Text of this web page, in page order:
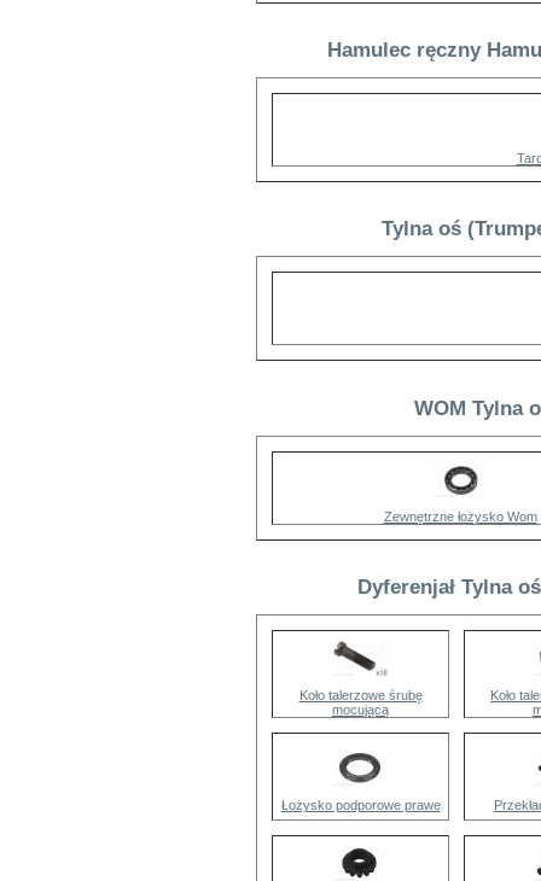
Hamulec ręczny
Tylna oś
WOM Tylna
Zewnętrzne łożysko Wom
Dyferenjał Tylna
Koło talerzowe śrubę
mocującą
Koło
Łożysko podporowe prawe